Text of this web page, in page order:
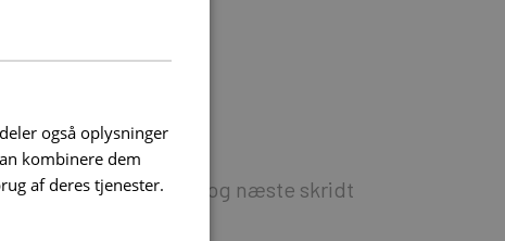
har fuld plade i
Overlevering og næste skridt
også oplysninger
kombinere dem
af deres tjenester.